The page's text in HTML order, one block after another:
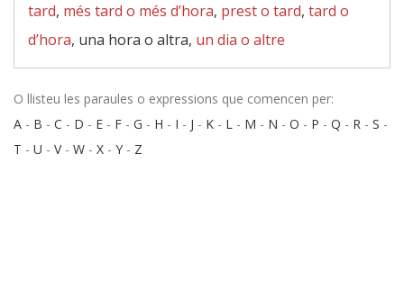
tard, més tard o més d’hora, prest o tard, tard o
d’hora, una hora o altra, un dia o altre
O llisteu les paraules o expressions que comencen per:
A - B - C - D - E - F - G - H - I - J - K - L - M - N - O - P - Q - R - S -
T - U - V- W - X - Y - Z